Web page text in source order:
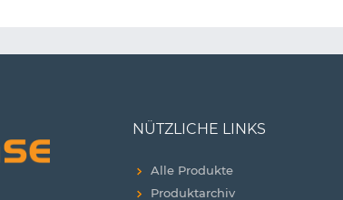
NÜTZLICHE LINKS
Alle Produkte
Produktarchiv